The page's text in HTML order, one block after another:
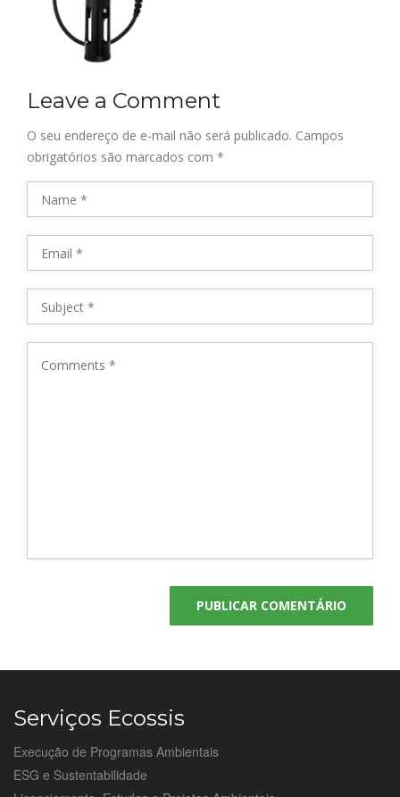
Leave a Comment
O seu endereço de e-mail não será publicado. Campos
obrigatórios são marcados com *
Serviços Ecossis
Execução de Programas Ambientais
ESG e Sustentabilidade